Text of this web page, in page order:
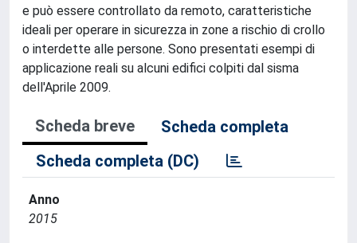
e può essere controllato da remoto, caratteristiche
ideali per operare in sicurezza in zone a rischio di crollo
o interdette alle persone. Sono presentati esempi di
applicazione reali su alcuni edifici colpiti dal sisma
dell'Aprile 2009.
Scheda breve
Scheda completa
Scheda completa (DC)
Anno
2015